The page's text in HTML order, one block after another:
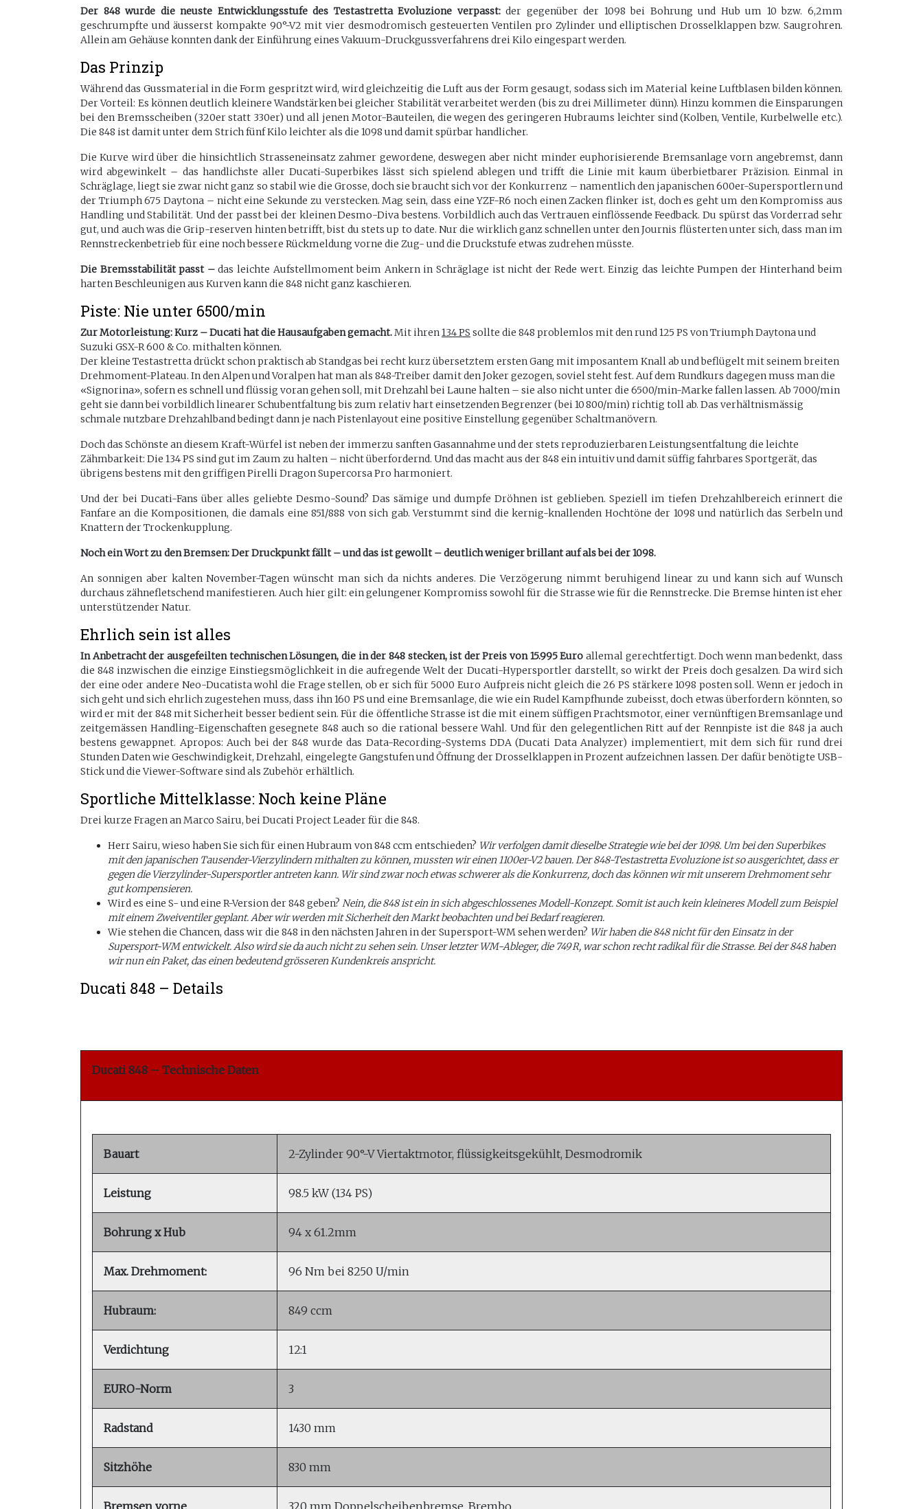
Der 848 wurde die neuste Entwicklungsstufe des Testastretta Evoluzione verpasst:der gegenüber der 1098 bei Bohrung und Hub um 10 bzw. 6,2mm
geschrumpfte und äusserst kompakte 90°-V2 mit vier desmodromisch gesteuerten Ventilen pro Zylinder und elliptischen Drosselklappen bzw. Saugrohren.
Allein am Gehäuse konnten dank der Einführung eines Vakuum-Druckgussverfahrens drei Kilo eingespart werden.
Das Prinzip
Während das Gussmaterial in die Form gespritzt wird, wird gleichzeitig die Luft aus der Form gesaugt, sodass sich im Material keine Luftblasen bilden können.
Der Vorteil: Es können deutlich kleinere Wandstärken bei gleicher Stabilität verarbeitet werden (bis zu drei Millimeter dünn). Hinzu kommen die Einsparungen
bei den Bremsscheiben (320er statt 330er) und all jenen Motor-Bauteilen, die wegen des geringeren Hubraums leichter sind (Kolben, Ventile, Kurbelwelle etc.).
Die 848 ist damit unter dem Strich fünf Kilo leichter als die 1098 und damit spürbar handlicher.
Die Kurve wird über die hinsichtlich Strasseneinsatz zahmer gewordene, deswegen aber nicht minder euphorisierende Bremsanlage vorn angebremst, dann
wird abgewinkelt – das handlichste aller Ducati-Superbikes lässt sich spielend ablegen und trifft die Linie mit kaum überbietbarer Präzision. Einmal in
Schräglage, liegt sie zwar nicht ganz so stabil wie die Grosse, doch sie braucht sich vor der Konkurrenz – namentlich den japanischen 600er-Supersportlern und
der Triumph 675 Daytona – nicht eine Sekunde zu verstecken. Mag sein, dass eine YZF-R6 noch einen Zacken flinker ist, doch es geht um den Kompromiss aus
Handling und Stabilität. Und der passt bei der kleinen Desmo-Diva bestens. Vorbildlich auch das Vertrauen einflössende Feedback. Du spürst das Vorderrad sehr
gut, und auch was die Grip-reserven hinten betrifft, bist du stets up to date. Nur die wirklich ganz schnellen unter den Journis flüsterten unter sich, dass man im
Rennstreckenbetrieb für eine noch bessere Rückmeldung vorne die Zug- und die Druckstufe etwas zudrehen müsste.
Die Bremsstabilität passt –das leichte Aufstellmoment beim Ankern in Schräglage ist nicht der Rede wert. Einzig das leichte Pumpen der Hinterhand beim
harten Beschleunigen aus Kurven kann die 848 nicht ganz kaschieren.
Piste: Nie unter 6500/min
Zur Motorleistung: Kurz – Ducati hat die Hausaufgaben gemacht.Mit ihren134 PS sollte die 848 problemlos mit den rund 125 PS von Triumph Daytona und
Suzuki GSX-R 600 & Co. mithalten können.
Der kleine Testastretta drückt schon praktisch ab Standgas bei recht kurz übersetztem ersten Gang mit imposantem Knall ab und beflügelt mit seinem breiten
Drehmoment-Plateau. In den Alpen und Voralpen hat man als 848-Treiber damit den Joker gezogen, soviel steht fest. Auf dem Rundkurs dagegen muss man die
«Signorina», sofern es schnell und flüssig voran gehen soll, mit Drehzahl bei Laune halten – sie also nicht unter die 6500/min-Marke fallen lassen. Ab 7000/min
geht sie dann bei vorbildlich linearer Schubentfaltung bis zum relativ hart einsetzenden Begrenzer (bei 10 800/min) richtig toll ab. Das verhältnismässig
schmale nutzbare Drehzahlband bedingt dann je nach Pistenlayout eine positive Einstellung gegenüber Schaltmanövern.
Doch das Schönste an diesem Kraft-Würfel ist neben der immerzu sanften Gasannahme und der stets reproduzierbaren Leistungsentfaltung die leichte
Zähmbarkeit: Die 134 PS sind gut im Zaum zu halten – nicht überfordernd. Und das macht aus der 848 ein intuitiv und damit süffig fahrbares Sportgerät, das
übrigens bestens mit den griffigen Pirelli Dragon Supercorsa Pro harmoniert.
Und der bei Ducati-Fans über alles geliebte Desmo-Sound? Das sämige und dumpfe Dröhnen ist geblieben. Speziell im tiefen Drehzahlbereich erinnert die
Fanfare an die Kompositionen, die damals eine 851/888 von sich gab. Verstummt sind die kernig-knallenden Hochtöne der 1098 und natürlich das Serbeln und
Knattern der Trockenkupplung.
Noch ein Wort zu den Bremsen: Der Druckpunkt fällt – und das ist gewollt – deutlich weniger brillant auf als bei der 1098.
An sonnigen aber kalten November-Tagen wünscht man sich da nichts anderes. Die Verzögerung nimmt beruhigend linear zu und kann sich auf Wunsch
durchaus zähnefletschend manifestieren. Auch hier gilt: ein gelungener Kompromiss sowohl für die Strasse wie für die Rennstrecke. Die Bremse hinten ist eher
unterstützender Natur.
Ehrlich sein ist alles
In Anbetracht der ausgefeilten technischen Lösungen, die in der 848 stecken, ist der Preis von 15.995 Euro allemal gerechtfertigt. Doch wenn man bedenkt, dass
die 848 inzwischen die einzige Einstiegsmöglichkeit in die aufregende Welt der Ducati-Hypersportler darstellt, so wirkt der Preis doch gesalzen. Da wird sich
der eine oder andere Neo-Ducatista wohl die Frage stellen, ob er sich für 5000 Euro Aufpreis nicht gleich die 26 PS stärkere 1098 posten soll. Wenn er jedoch in
sich geht und sich ehrlich zugestehen muss, dass ihn 160 PS und eine Bremsanlage, die wie ein Rudel Kampfhunde zubeisst, doch etwas überfordern könnten, so
wird er mit der 848 mit Sicherheit besser bedient sein. Für die öffentliche Strasse ist die mit einem süffigen Prachtsmotor, einer vernünftigen Bremsanlage und
zeitgemässen Handling-Eigenschaften gesegnete 848 auch so die rational bessere Wahl. Und für den gelegentlichen Ritt auf der Rennpiste ist die 848 ja auch
bestens gewappnet. Apropos: Auch bei der 848 wurde das Data-Recording-Systems DDA (Ducati Data Analyzer) implementiert, mit dem sich für rund drei
Stunden Daten wie Geschwindigkeit, Drehzahl, eingelegte Gangstufen und Öffnung der Drosselklappen in Prozent aufzeichnen lassen. Der dafür benötigte USB-
Stick und die Viewer-Software sind als Zubehör erhältlich.
Sportliche Mittelklasse: Noch keine Pläne
Drei kurze Fragen an Marco Sairu, bei Ducati Project Leader für die 848.
Herr Sairu, wieso haben Sie sich für einen Hubraum von 848 ccm entschieden? Wir verfolgen damit dieselbe Strategie wie bei der 1098. Um bei den Superbikes
mit den japanischen Tausender-Vierzylindern mithalten zu können, mussten wir einen 1100er-V2 bauen. Der 848-Testastretta Evoluzione ist so ausgerichtet, dass er
gegen die Vierzylinder-Supersportler antreten kann. Wir sind zwar noch etwas schwerer als die Konkurrenz, doch das können wir mit unserem Drehmoment sehr
gut kompensieren.
Wird es eine S- und eine R-Version der 848 geben? Nein, die 848 ist ein in sich abgeschlossenes Modell-Konzept. Somit ist auch kein kleineres Modell zum Beispiel
mit einem Zweiventiler geplant. Aber wir werden mit Sicherheit den Markt beobachten und bei Bedarf reagieren.
Wie stehen die Chancen, dass wir die 848 in den nächsten Jahren in der Supersport-WM sehen werden? Wir haben die 848 nicht für den Einsatz in der
Supersport-WM entwickelt. Also wird sie da auch nicht zu sehen sein. Unser letzter WM-Ableger, die 749 R, war schon recht radikal für die Strasse. Bei der 848 haben
wir nun ein Paket, das einen bedeutend grösseren Kundenkreis anspricht.
Ducati 848 – Details
Ducati 848 – Technische Daten
Bauart 2-Zylinder 90°-V Viertaktmotor, flüssigkeitsgekühlt, Desmodromik
Leistung 98.5 kW (134 PS)
Bohrung x Hub 94 x 61.2mm
Max. Drehmoment: 96 Nm bei 8250 U/min
Hubraum: 849 ccm
Verdichtung 12:1
EURO-Norm 3
Radstand 1430 mm
Sitzhöhe 830 mm
Bremsen vorne 320 mm Doppelscheibenbremse, Brembo